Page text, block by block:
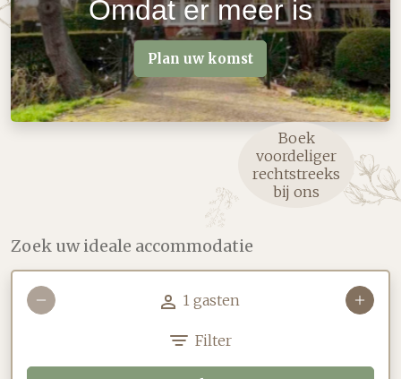
Omdat er meer is
Plan uw komst
Boek
voordeliger
rechtstreeks
bij ons
Zoek uw ideale accommodatie
1 gasten
Filter